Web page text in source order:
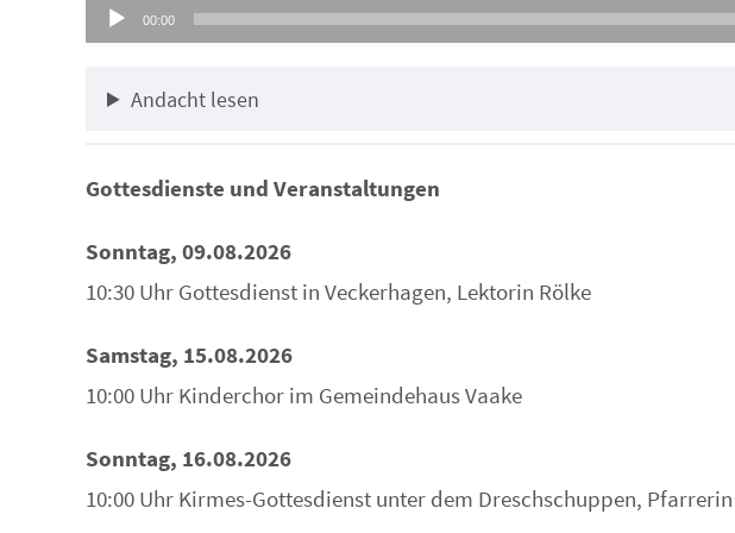
Audio-00:00
Andacht lesen
Gottesdienste und Veranstaltungen
Sonntag, 09.08.2026
10:30 Uhr Gottesdienst in Veckerhagen, Lektorin Rölke
Samstag, 15.08.2026
10:00 Uhr Kinderchor im Gemeindehaus Vaake
Sonntag, 16.08.2026
10:00 Uhr Kirmes-Gottesdienst unter dem Dreschschuppen,